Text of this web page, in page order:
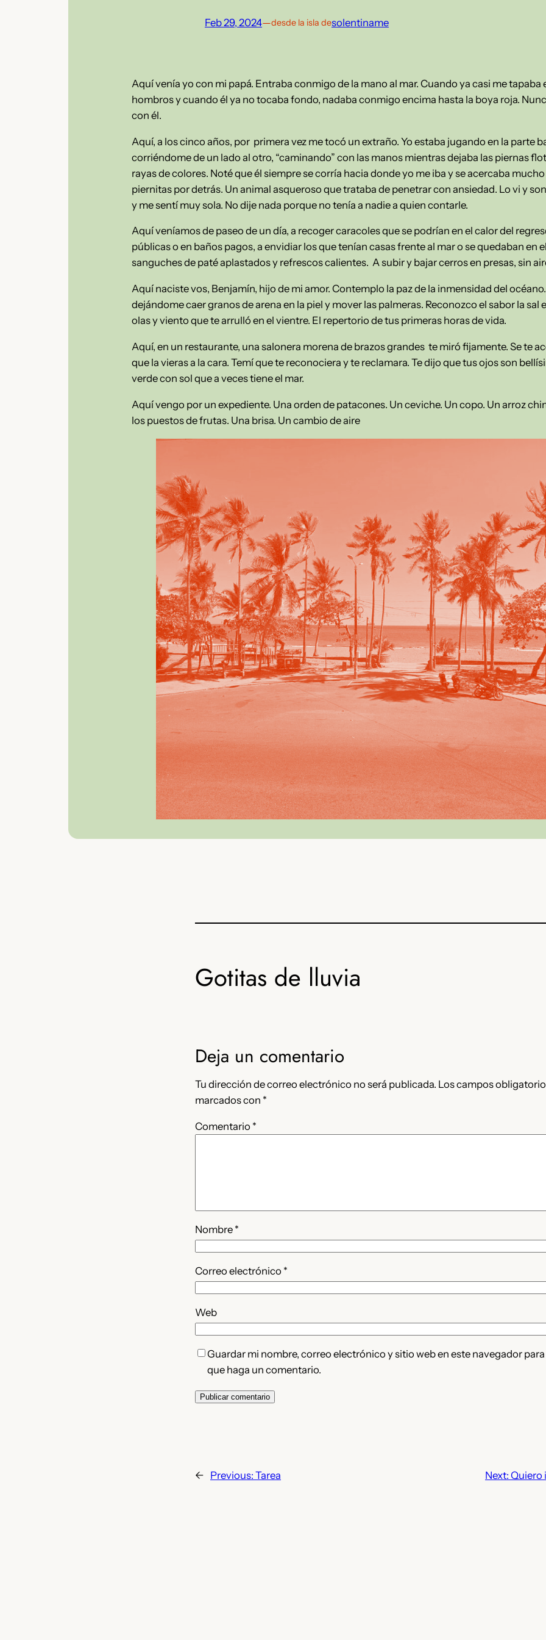
Feb 29, 2024—desde la isla desolentiname
Aquí venía yo con mi papá. Entraba conmigo de la mano al mar. Cuando ya casi me tapaba
hombros y cuando él ya no tocaba fondo, nadaba conmigo encima hasta la boya roja.
con él.
Aquí, a los cinco años, por primera vez me tocó un extraño. Yo estaba jugando en la parte
corriéndome de un lado al otro, “caminando” con las manos mientras dejaba las piernas
rayas de colores. Noté que él siempre se corría hacia donde yo me iba y se acercaba
piernitas por detrás. Un animal asqueroso que trataba de penetrar con ansiedad. Lo vi y
y me sentí muy sola. No dije nada porque no tenía a nadie a quien contarle.
Aquí veníamos de paseo de un día, a recoger caracoles que se podrían en el calor del
públicas o en baños pagos, a envidiar los que tenían casas frente al mar o se quedaban en
sanguches de paté aplastados y refrescos calientes. A subir y bajar cerros en presas, sin
Aquí naciste vos, Benjamín, hijo de mi amor. Contemplo la paz de la inmensidad del
dejándome caer granos de arena en la piel y mover las palmeras. Reconozco el sabor la sal
olas y viento que te arrulló en el vientre. El repertorio de tus primeras horas de vida.
Aquí, en un restaurante, una salonera morena de brazos grandes te miró fijamente. Se te
que la vieras a la cara. Temí que te reconociera y te reclamara. Te dijo que tus ojos son
verde con sol que a veces tiene el mar.
Aquí vengo por un expediente. Una orden de patacones. Un ceviche. Un copo. Un arroz
los puestos de frutas. Una brisa. Un cambio de aire
Gotitas de lluvia
Deja un comentario
Tu dirección de correo electrónico no será publicada. Los campos
marcados con *
Comentario *
Nombre *
Correo electrónico *
Web
Guardar mi nombre, correo electrónico y sitio web en este navegador
que haga un comentario.
← Previous: Tarea Next: Quiero